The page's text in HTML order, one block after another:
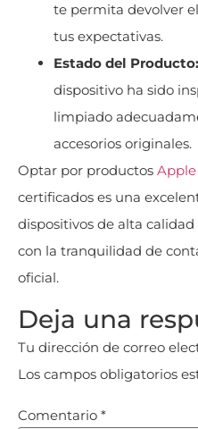
te permita devolver
tus expectativas.
Estado del Producto:
dispositivo ha sido
limpiado
accesorios originales.
Optar por productos Apple
certificados es una
dispositivos de alta
con la tranquilidad de
oficial.
Deja una
Tu dirección de correo
Los campos obligatorios
Comentario *